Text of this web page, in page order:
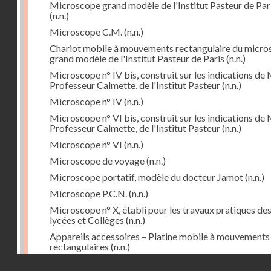
Microscope grand modèle de l'Institut Pasteur de
(n.n.)
Microscope C.M. (n.n.)
Chariot mobile à mouvements rectangulaire du
grand modèle de l'Institut Pasteur de Paris (n.n.)
Microscope n° IV bis, construit sur les indications de
Professeur Calmette, de l'Institut Pasteur(n.n.)
Microscope n° IV(n.n.)
Microscope n° VI bis, construit sur les indications de
Professeur Calmette, de l'Institut Pasteur(n.n.)
Microscope n° VI (n.n.)
Microscope de voyage(n.n.)
Microscope portatif, modèle du docteur Jamot(n.n.)
Microscope P.C.N. (n.n.)
Microscope n° X, établi pour les travaux pratiques des
lycées et Collèges (n.n.)
Appareils accessoires – Platine mobile à mouvements
rectangulaires (n.n.)